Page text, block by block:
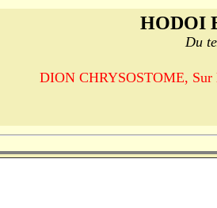
HODOI
Du
DION CHRYSOSTOME, Sur